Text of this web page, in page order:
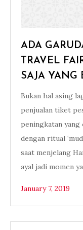
ADA
TRAVEL
SAJA YANG
Bukan hal asing
penjualan tiket
peningkatan
dengan ritual
saat menjelang
ayal jadi momen
January 7, 2019